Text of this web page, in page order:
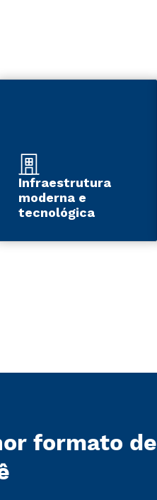
Infraestrutura
moderna e
tecnológica
formato de